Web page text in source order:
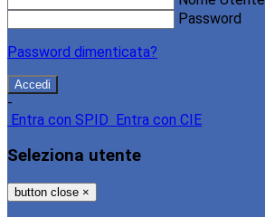
Password
Password dimenticata?
-
Entra con SPID
Entra con CIE
Seleziona utente
button close ×